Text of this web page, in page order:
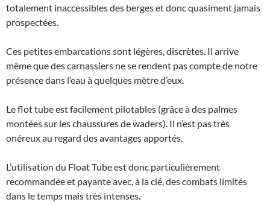
totalement inaccessibles des berges et donc quasiment jamais
prospectées.
Ces petites embarcations sont légères, discrètes. Il arrive
même que des carnassiers ne se rendent pas compte de notre
présence dans l’eau à quelques mètre d’eux.
Le flot tube est facilement pilotables (grâce à des palmes
montées sur les chaussures de waders). Il n’est pas très
onéreux au regard des avantages apportés.
L’utilisation du Float Tube est donc particulièrement
recommandée et payante avec, à la clé, des combats limités
dans le temps mais très intenses.